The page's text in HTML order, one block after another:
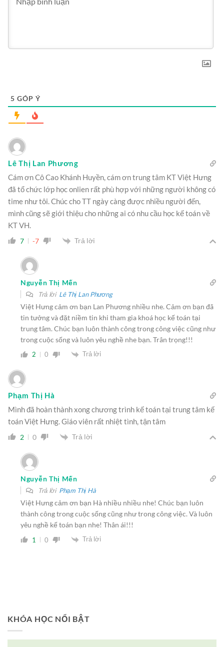
5 GÓP Ý
Lê Thị Lan Phương
Cám ơn Cô Cao Khánh Huyền, cám ơn trung tâm KT Việt Hưng
đã tổ chức lớp học onlien rất phù hợp với những người không có
time như tôi. Chúc cho TT ngày càng được nhiều người đến,
mình cũng sẽ giới thiệu cho những ai có nhu cầu học kế toán về
KT VH.
7 -7 Trả lời
Nguyễn Thị Mến
Trả lời Lê Thị Lan Phương
Việt Hưng cảm ơn bạn Lan Phương nhiều nhe. Cảm ơn bạn đã
tin tưởng và đặt niềm tin khi tham gia khoá học kế toán tại
trung tâm. Chúc bạn luôn thành công trong công việc cũng như
trong cuộc sống và luôn yêu nghề nhe bạn. Trân trọng!!!
2 0 Trả lời
Phạm Thị Hà
Mình đã hoàn thành xong chương trình kế toán tại trung tâm kế
toán Việt Hưng. Giáo viên rất nhiệt tình, tận tâm
2 0 Trả lời
Nguyễn Thị Mến
Trả lời Phạm Thị Hà
Việt Hưng cảm ơn bạn Hà nhiều nhiều nhe! Chúc bạn luôn
thành công trong cuộc sống cũng như trong công việc. Và luôn
yêu nghề kế toán bạn nhe! Thân ái!!!
1 0 Trả lời
KHÓA HỌC NỔI BẬT